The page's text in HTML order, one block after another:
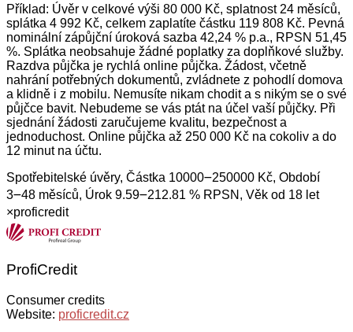
Příklad: Úvěr v celkové výši 80 000 Kč, splatnost 24 měsíců,
splátka 4 992 Kč, celkem zaplatíte částku 119 808 Kč. Pevná
nominální zápůjční úroková sazba 42,24 % p.a., RPSN 51,45
%. Splátka neobsahuje žádné poplatky za doplňkové služby.
Razdva půjčka je rychlá online půjčka. Žádost, včetně
nahrání potřebných dokumentů, zvládnete z pohodlí domova
a klidně i z mobilu. Nemusíte nikam chodit a s nikým se o své
půjčce bavit. Nebudeme se vás ptát na účel vaší půjčky. Při
sjednání žádosti zaručujeme kvalitu, bezpečnost a
jednoduchost. Online půjčka až 250 000 Kč na cokoliv a do
12 minut na účtu.
Spotřebitelské úvěry, Částka 10000౼250000 Kč, Období
3౼48 měsíců, Úrok 9.59౼212.81 % RPSN, Věk od 18 let
×proficredit
ProfiCredit
Consumer credits
Website: proficredit.cz